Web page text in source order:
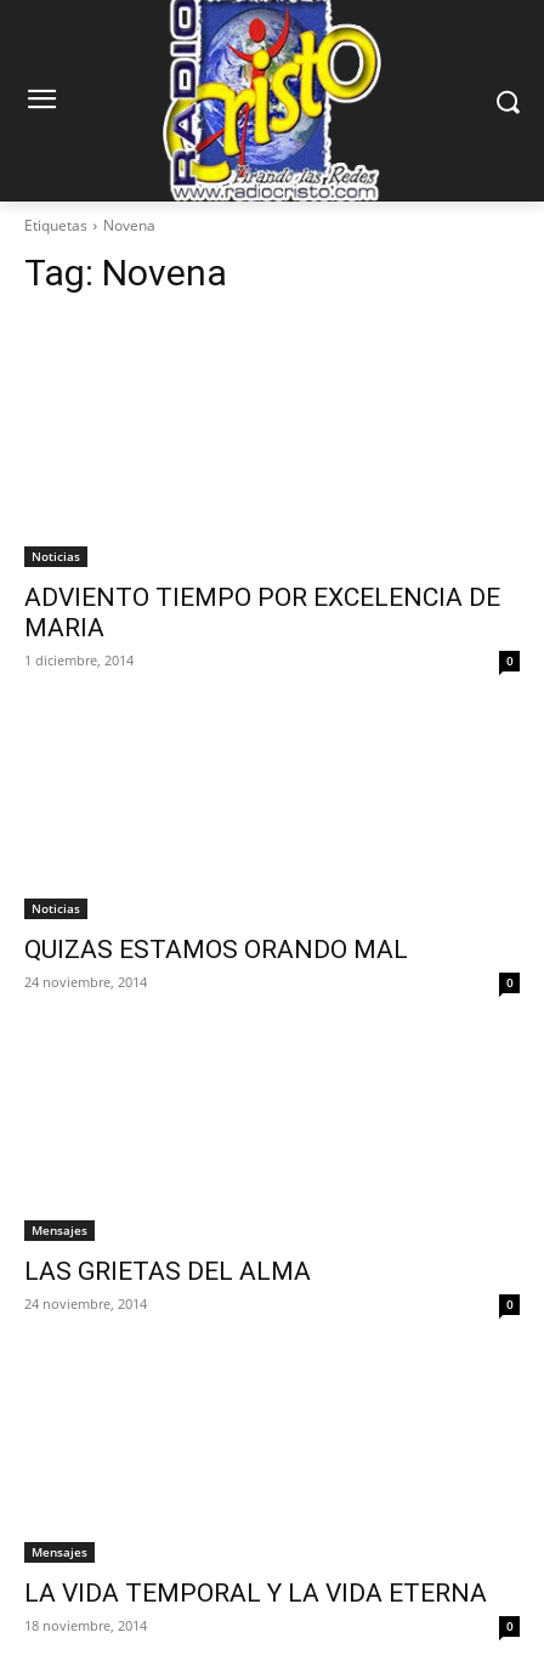
Etiquetas Novena
Tag: Novena
Noticias
ADVIENTO TIEMPO POR EXCELENCIA DE
MARIA
1 diciembre, 2014 0
Noticias
QUIZAS ESTAMOS ORANDO MAL
24 noviembre, 2014 0
Mensajes
LAS GRIETAS DEL ALMA
24 noviembre, 2014 0
Mensajes
LA VIDA TEMPORAL Y LA VIDA ETERNA
18 noviembre, 2014 0